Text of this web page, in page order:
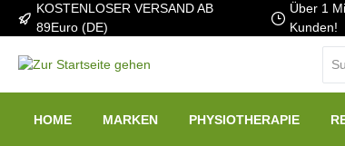
KOSTENLOSER VERSAND AB
89Euro (DE)
Über 1
Kunden!
HOME MARKEN PHYSIOTHERAPIE